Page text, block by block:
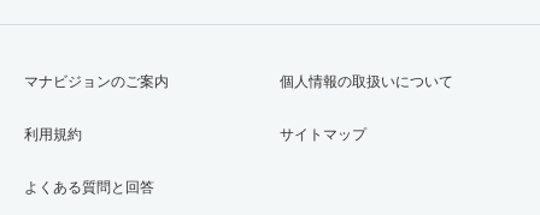
マナビジョンのご案内
利用規約
よくある質問と回答
個人情報の取扱いについて
サイトマップ